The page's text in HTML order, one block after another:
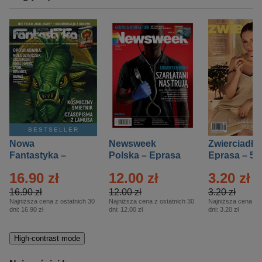
BESTSELLER
Nowa
Fantastyka –
16.90 zł
16.90 zł
Najniższa cena z ostatnich 30
dni: 16.90 zł
Newsweek
Polska – Eprasa
12.00 zł
12.00 zł
Najniższa cena z ostatnich 30
dni: 12.00 zł
Zwierciadło
Eprasa – 5/
3.20 zł
3.20 zł
Najniższa cena z
dni: 3.20 zł
High-contrast mode